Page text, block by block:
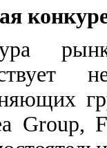
Group,